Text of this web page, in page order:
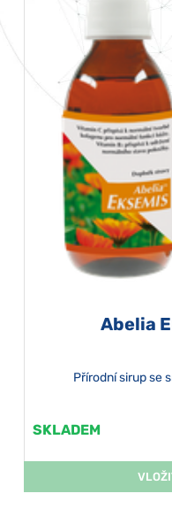
Abelia
Přírodní sirup se
SKLADEM